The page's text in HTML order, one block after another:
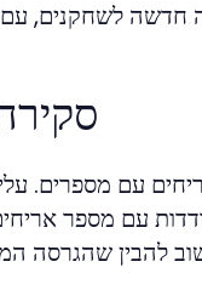
עם מספרים.
עם מספר
להבין שהגרסה